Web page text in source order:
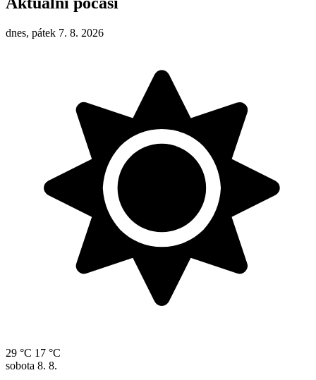
dnes, pátek 7. 8. 2026
29 °C 17 °C
sobota 8. 8.